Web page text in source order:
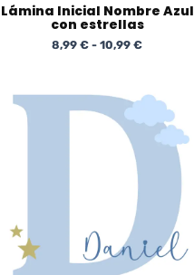
Lámina Inicial Nombre Azul
con estrellas
8,99 € - 10,99 €
Rango
precios:
desde
8,99 €